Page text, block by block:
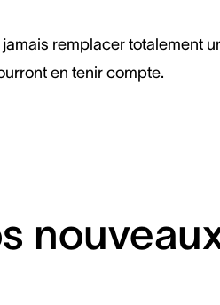
remplacer totalement
en tenir compte.